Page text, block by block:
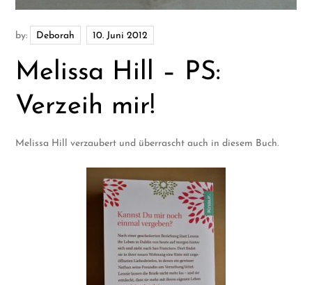
by: Deborah
Melissa Hill – PS:
Verzeih mir!
Melissa Hill verzaubert und überrascht auch in diesem Buch.